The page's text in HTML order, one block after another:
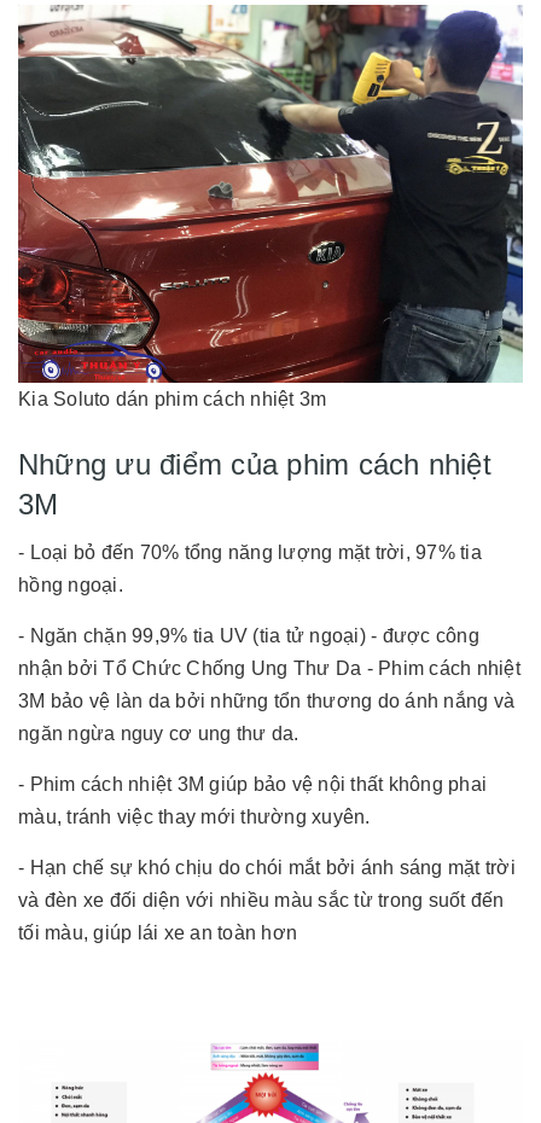
Kia Soluto dán phim cách nhiệt 3m
Những ưu điểm của phim cách nhiệt
3M
- Loại bỏ đến 70% tổng năng lượng mặt trời, 97% tia
hồng ngoại.
- Ngăn chặn 99,9% tia UV (tia tử ngoại) - được công
nhận bởi Tổ Chức Chống Ung Thư Da - Phim cách nhiệt
3M bảo vệ làn da bởi những tổn thương do ánh nắng và
ngăn ngừa nguy cơ ung thư da.
- Phim cách nhiệt 3M giúp bảo vệ nội thất không phai
màu, tránh việc thay mới thường xuyên.
- Hạn chế sự khó chịu do chói mắt bởi ánh sáng mặt trời
và đèn xe đối diện với nhiều màu sắc từ trong suốt đến
tối màu, giúp lái xe an toàn hơn